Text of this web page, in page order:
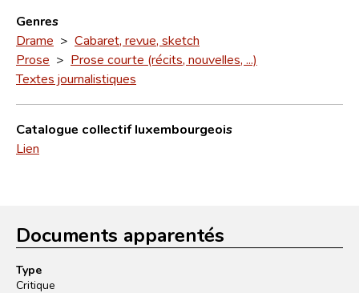
Genres
Drame > Cabaret, revue, sketch
Prose > Prose courte (récits, nouvelles, ...)
Textes journalistiques
Catalogue collectif luxembourgeois
Lien
Documents apparentés
Type
Critique